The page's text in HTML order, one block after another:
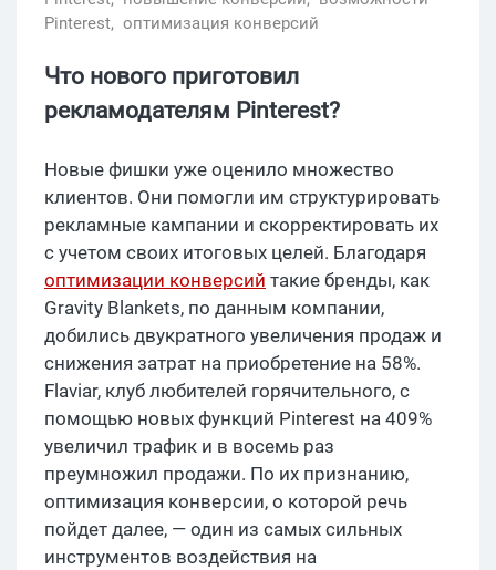
Pinterest, оптимизация конверсий
Что нового приготовил
рекламодателям Pinterest?
Новые фишки уже оценило множество
клиентов. Они помогли им структурировать
рекламные кампании и скорректировать их
с учетом своих итоговых целей. Благодаря
оптимизации конверсий такие бренды, как
Gravity Blankets, по данным компании,
добились двукратного увеличения продаж и
снижения затрат на приобретение на 58%.
Flaviar, клуб любителей горячительного, с
помощью новых функций Pinterest на 409%
увеличил трафик и в восемь раз
преумножил продажи. По их признанию,
оптимизация конверсии, о которой речь
пойдет далее, — один из самых сильных
инструментов воздействия на